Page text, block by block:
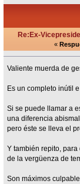
Re:Ex-
«
Valiente muerda de
Es un completo inútil
Si se puede llamar a
una diferencia
pero éste se lleva el
Y también repito,
de la vergüenza de
Son máximos